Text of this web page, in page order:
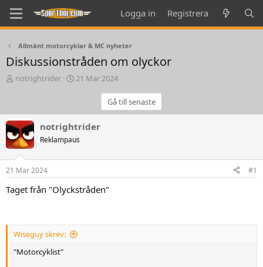
Logga in Registrera
Allmänt motorcyklar & MC nyheter
Diskussionstråden om olyckor
T
a
d
s
t
a
r
e
notrightrider
S
d
a
e
21 Mar 2024
Gå till senaste
notrightrider
Reklampaus
21 Mar 2024 #1
Taget från "Olyckstråden"
Wiseguy skrev:
"Motorcyklist"